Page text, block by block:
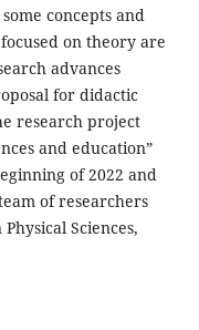
concepts and
on theory are
advances
for didactic
research project
and education”
of 2022 and
of researchers
Sciences,